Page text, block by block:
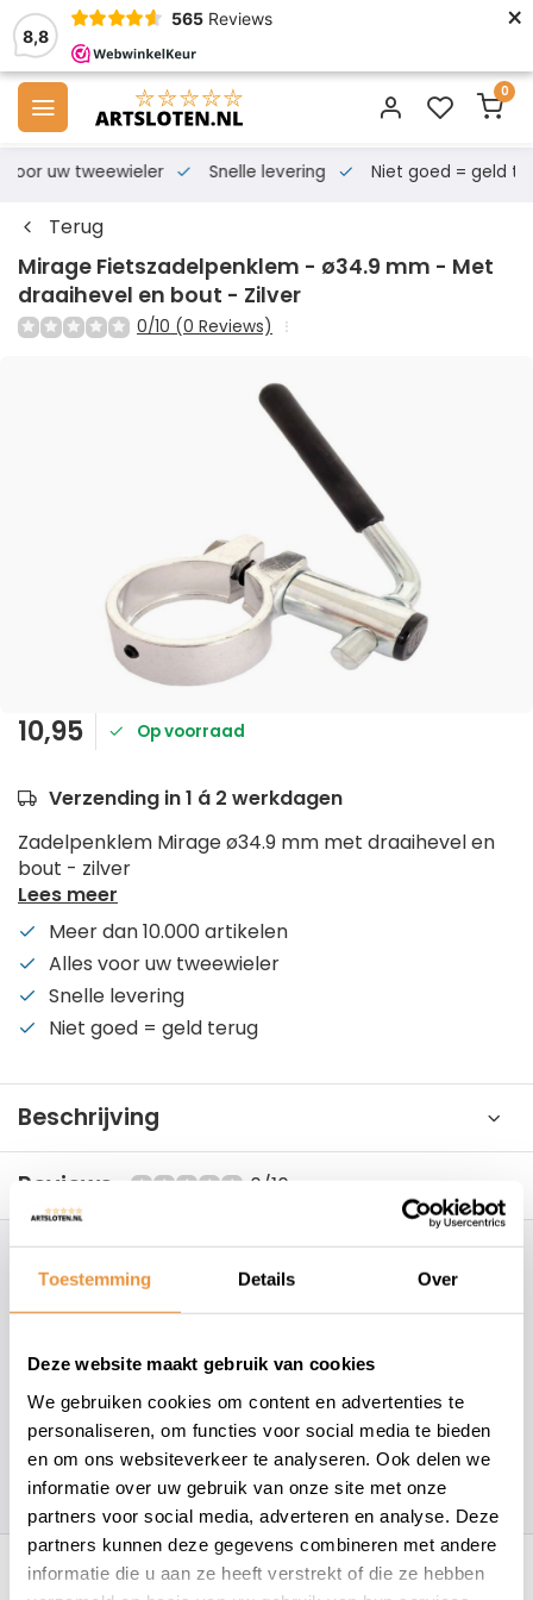
Toestemming Details Over
Deze website maakt gebruik van cookies
We gebruiken cookies om content en advertenties te
personaliseren, om functies voor social media te bieden
en om ons websiteverkeer te analyseren. Ook delen we
informatie over uw gebruik van onze site met onze
partners voor social media, adverteren en analyse. Deze
partners kunnen deze gegevens combineren met andere
informatie die u aan ze heeft verstrekt of die ze hebben
8,8
565 Reviews ×
0
voor uw tweewieler Snelle levering Niet goed = geld
Terug
Mirage Fietszadelpenklem - ø34.9 mm - Met
draaihevel en bout - Zilver
0/10 (0 Reviews)
10,95 Op voorraad
Verzending in 1 á 2 werkdagen
Zadelpenklem Mirage ø34.9 mm met draaihevel en
bout - zilver
Lees meer
Meer dan 10.000 artikelen
Alles voor uw tweewieler
Snelle levering
Niet goed = geld terug
Beschrijving
Reviews 0/10
Hoe kunnen wij je helpen?
info@artsloten.nl
157 klanten geven een 4.7 /5 op
Recent bekeken